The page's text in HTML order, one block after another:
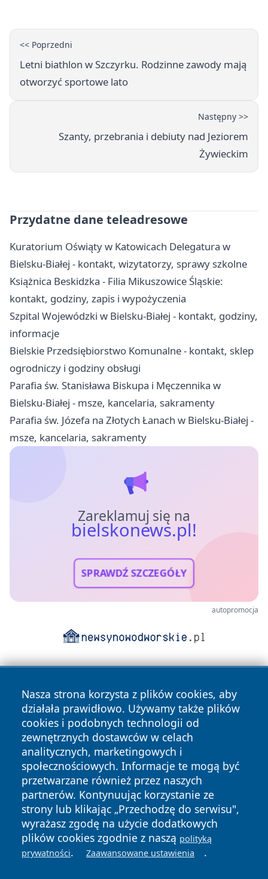
<< Poprzedni
Letni biathlon w Szczyrku. Rodzinne zawody mają
otworzyć sportowe lato
Następny >>
Szanty, przebrania i debiuty nad Jeziorem
Żywieckim
Przydatne dane teleadresowe
Kuratorium Oświąty w Katowicach Delegatura w
Bielsku-Białej - kontakt, wizytatorzy, sprawy szkolne
Książnica Beskidzka - Filia Mikuszowice Śląskie:
kontakt, godziny, zapis i wypożyczenia
Szpital Wojewódzki w Bielsku-Białej - kontakt, godziny,
informacje
Bielskie Przedsiębiorstwo Komunalne - kontakt, sklep
ogrodniczy i godziny obsługi
Parafia św. Stanisława Biskupa i Męczennika w
Bielsku-Białej - msze, kancelaria, sakramenty
Parafia św. Józefa na Złotych Łanach w Bielsku-Białej -
msze, kancelaria, sakramenty
Zareklamuj się na
bielskonews.pl!
SPRAWDŹ SZCZEGÓŁY
autopromocja
Nasza strona korzysta z plików cookies, aby
działała prawidłowo. Używamy także plików
cookies i podobnych technologii od
zewnętrznych dostawców w celach
analitycznych, marketingowych i
społecznościowych. Informacje te mogą być
przetwarzane również przez naszych
partnerów. Kontynuując korzystanie ze
strony lub klikając „Przechodzę do serwisu",
wyrażasz zgodę na użycie dodatkowych
plików cookies zgodnie z naszą polityką
prywatności. Zaawansowane ustawienia .
Copyright © 2026 bielskonews.pl Wszystkie prawa
zastrzeżone.
News Autorzy
Polityka
Prywatności
Polityka
Cookies